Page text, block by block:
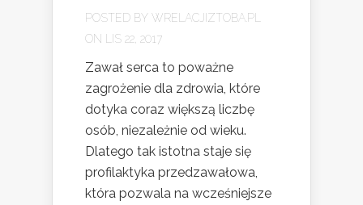
POSTED BY WRELACJIZTOBA.PL
ON LIS 22, 2017
Zawał serca to poważne
zagrożenie dla zdrowia, które
dotyka coraz większą liczbę
osób, niezależnie od wieku.
Dlatego tak istotna staje się
profilaktyka przedzawałowa,
która pozwala na wcześniejsze